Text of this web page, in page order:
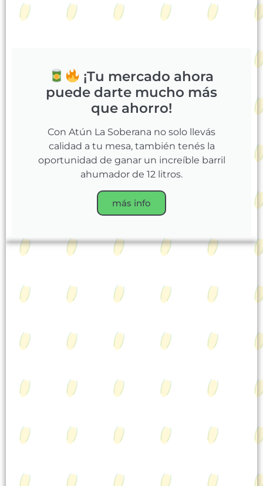
¡Tu mercado ahora
puede darte mucho más
que ahorro!
Con Atún La Soberana no solo llevás
calidad a tu mesa, también tenés la
oportunidad de ganar un increíble barril
ahumador de 12 litros.
más info